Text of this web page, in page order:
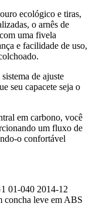
ecológico e tiras,
o arnês de
uma fivela
e facilidade de uso,
de ajuste
seu capacete seja o
em carbono, você
um fluxo de
o confortável
01-040 2014-12
concha leve em ABS